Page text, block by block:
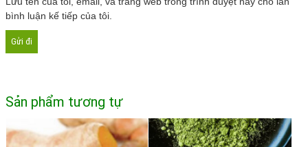
bình luận kế tiếp của tôi.
Sản phẩm tương tự